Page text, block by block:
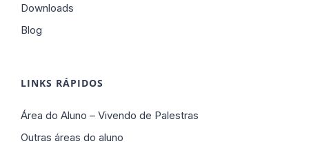
Downloads
Blog
LINKS RÁPIDOS
Área do Aluno – Vivendo de Palestras
Outras áreas do aluno